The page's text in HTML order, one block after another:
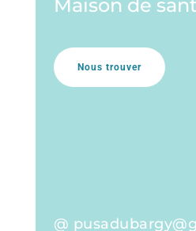
Maison de
Nous trouver
@